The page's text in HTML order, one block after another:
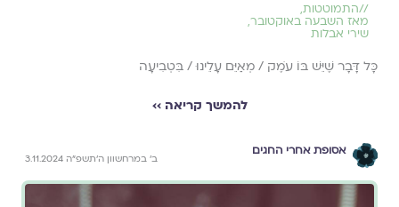
//התמוטטות,
מאז השבעה באוקטובר,
שירי אבלות
כָּל דָּבָר שֶׁיֵּשׁ בּוֹ עֹמֶק / מְאַיֵּם עָלֵינוּ / בִּטְבִיעָה
להמשך קריאה ››
אסופת אחרי החגים
ב׳ במרחשוון ה׳תשפ״ה 3.11.2024